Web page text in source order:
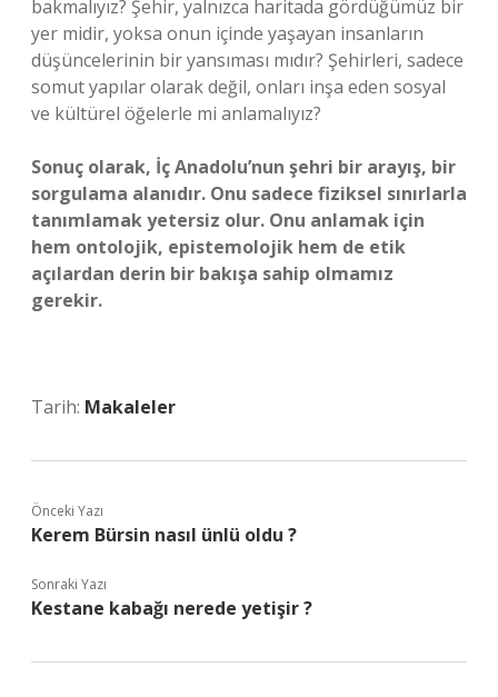
bakmalıyız? Şehir, yalnızca haritada gördüğümüz bir
yer midir, yoksa onun içinde yaşayan insanların
düşüncelerinin bir yansıması mıdır? Şehirleri, sadece
somut yapılar olarak değil, onları inşa eden sosyal
ve kültürel öğelerle mi anlamalıyız?
Sonuç olarak, İç Anadolu’nun şehri bir arayış, bir
sorgulama alanıdır. Onu sadece fiziksel sınırlarla
tanımlamak yetersiz olur. Onu anlamak için
hem ontolojik, epistemolojik hem de etik
açılardan derin bir bakışa sahip olmamız
gerekir.
Tarih: Makaleler
Önceki Yazı
Kerem Bürsin nasıl ünlü oldu ?
Sonraki Yazı
Kestane kabağı nerede yetişir ?